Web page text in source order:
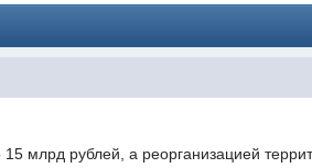
15 млрд рублей, а реорганизацией